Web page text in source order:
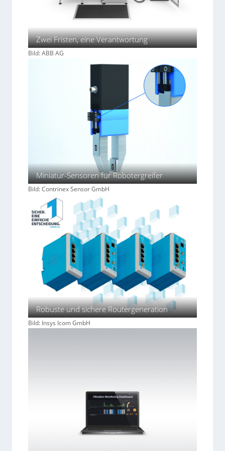
Zwei Fristen, eine Verantwortung
Bild: ABB AG
Miniatur-Sensoren für Robotergreifer
Bild: Contrinex Sensor GmbH
Robuste und sichere Routergeneration
Bild: Insys Icom GmbH